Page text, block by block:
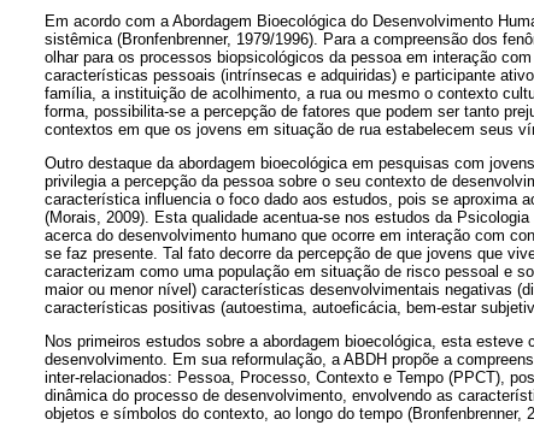
Em acordo com a Abordagem Bioecológica do Desenvolvimento
sistêmica (Bronfenbrenner, 1979/1996). Para a compreensão dos
olhar para os processos biopsicológicos da pessoa em interação
características pessoais (intrínsecas e adquiridas) e participante
família, a instituição de acolhimento, a rua ou mesmo o contexto
forma, possibilita-se a percepção de fatores que podem ser tanto
contextos em que os jovens em situação de rua estabelecem seus
Outro destaque da abordagem bioecológica em pesquisas com
privilegia a percepção da pessoa sobre o seu contexto de
característica influencia o foco dado aos estudos, pois se aproxima
(Morais, 2009). Esta qualidade acentua-se nos estudos da
acerca do desenvolvimento humano que ocorre em interação com
se faz presente. Tal fato decorre da percepção de que jovens que
caracterizam como uma população em situação de risco pessoal e
maior ou menor nível) características desenvolvimentais negativas
características positivas (autoestima, autoeficácia, bem-estar
Nos primeiros estudos sobre a abordagem bioecológica, esta
desenvolvimento. Em sua reformulação, a ABDH propõe a
inter-relacionados: Pessoa, Processo, Contexto e Tempo (PPCT),
dinâmica do processo de desenvolvimento, envolvendo as
objetos e símbolos do contexto, ao longo do tempo (Bronfenbrenner,